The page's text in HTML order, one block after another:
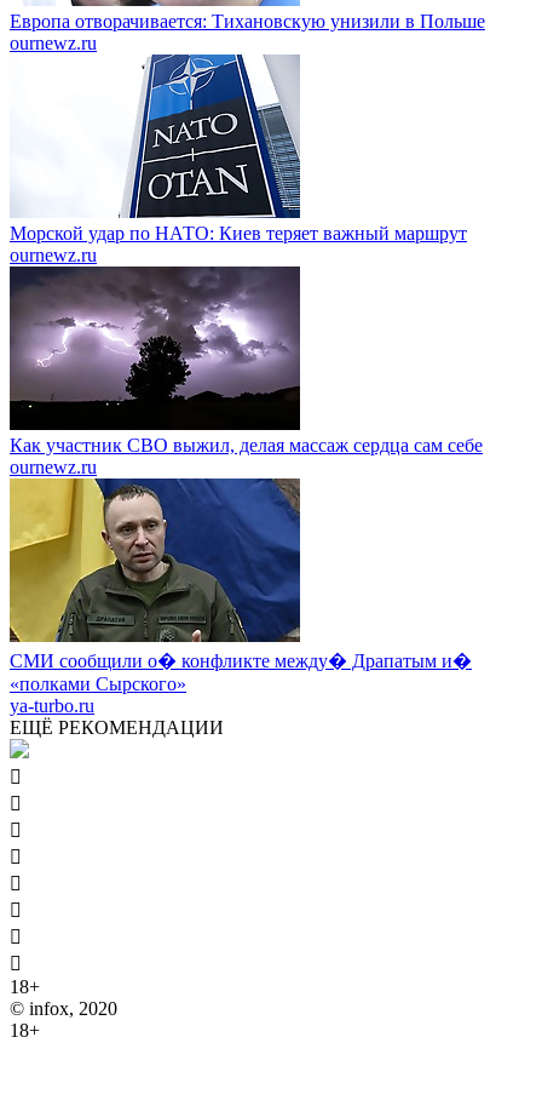
Европа отворачивается: Тихановскую унизили в Польше
ournewz.ru
Морской удар по НАТО: Киев теряет важный маршрут
ournewz.ru
Как участник СВО выжил, делая массаж сердца сам себе
ournewz.ru
СМИ сообщили о� конфликте между� Драпатым и�
«полками Сырского»
ya-turbo.ru
ЕЩЁ РЕКОМЕНДАЦИИ








18+
© infox, 2020
18+